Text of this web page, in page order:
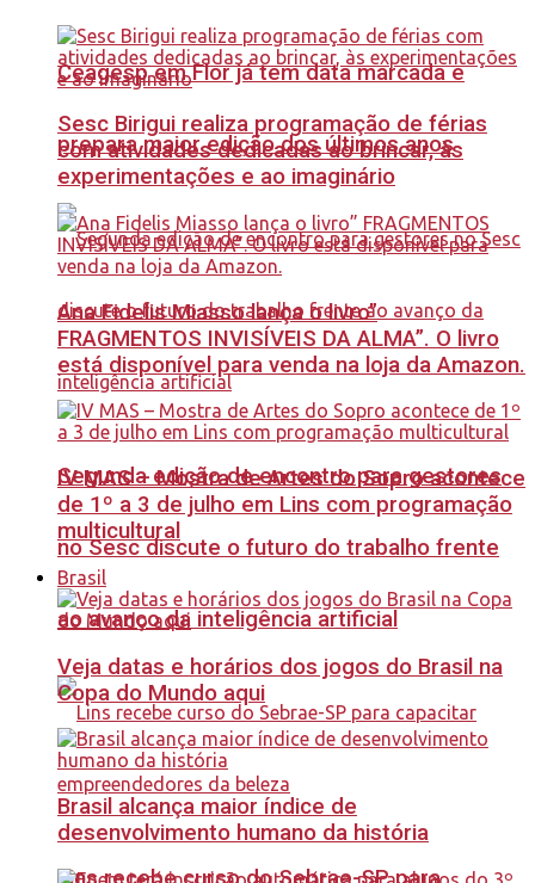
Ceagesp em Flor já tem data marcada e
prepara maior edição dos últimos anos
Segunda edição de encontro para gestores
no Sesc discute o futuro do trabalho frente
ao avanço da inteligência artificial
Sesc Birigui realiza programação de férias
com atividades dedicadas ao brincar, às
experimentações e ao imaginário
Ana Fidelis Miasso lança o livro”
FRAGMENTOS INVISÍVEIS DA ALMA”. O livro
está disponível para venda na loja da Amazon.
IV MAS – Mostra de Artes do Sopro acontece
de 1º a 3 de julho em Lins com programação
multicultural
Brasil
Veja datas e horários dos jogos do Brasil na
Copa do Mundo aqui
Brasil alcança maior índice de
desenvolvimento humano da história